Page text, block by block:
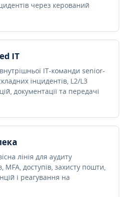
через керований
IT
IT-команди senior-
інцидентів, L2/L3
документації та передачі
лінія для аудиту
MFA, доступів, захисту пошти,
і реагування на